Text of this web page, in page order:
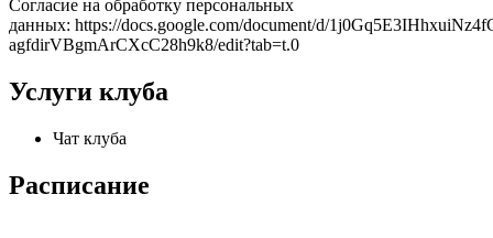
Согласие на обработку персональных
данных: https://docs.google.com/document/d/
agfdirVBgmArCXcC28h9k8/edit?tab=t.0
Услуги клуба
Чат клуба
Расписание